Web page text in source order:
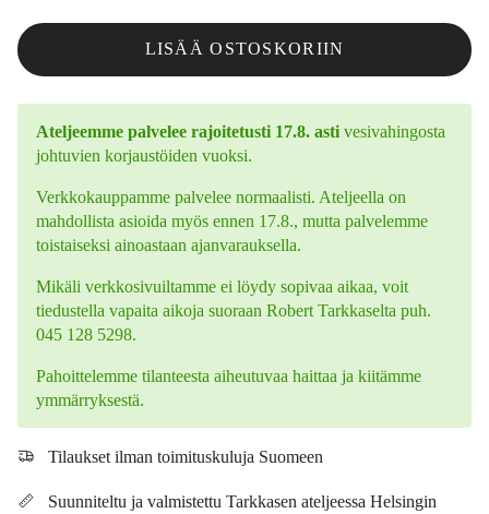
LISÄÄ OSTOSKORIIN
Ateljeemme palvelee rajoitetusti 17.8. asti vesivahingosta
johtuvien korjaustöiden vuoksi.
Verkkokauppamme palvelee normaalisti. Ateljeella on
mahdollista asioida myös ennen 17.8., mutta palvelemme
toistaiseksi ainoastaan ajanvarauksella.
Mikäli verkkosivuiltamme ei löydy sopivaa aikaa, voit
tiedustella vapaita aikoja suoraan Robert Tarkkaselta puh.
045 128 5298.
Pahoittelemme tilanteesta aiheutuvaa haittaa ja kiitämme
ymmärryksestä.
Tilaukset ilman toimituskuluja Suomeen
Suunniteltu ja valmistettu Tarkkasen ateljeessa Helsingin